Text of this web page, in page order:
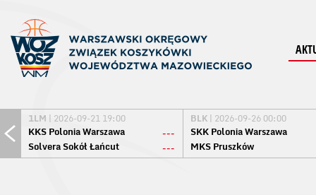
1LM | 2026-09-21 19:00
KKS Polonia Warszawa
---
Solvera Sokół Łańcut
---
BLK | 2026-09-26 00:00
SKK Polonia Warszawa
MKS Pruszków